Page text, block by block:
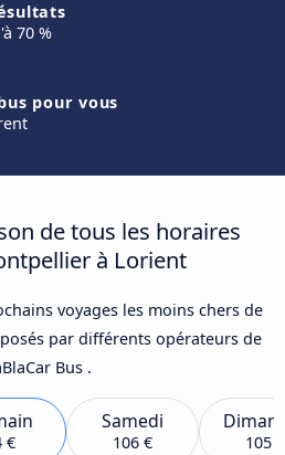
70 %
pour vous
de tous les horaires
à Lorient
voyages les moins chers de
par différents opérateurs de
Bus .
€
Samedi
106 € 105 €